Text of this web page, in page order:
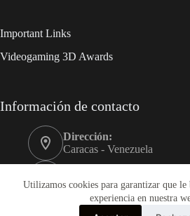
Utilizamos cookies para garantizar que
experiencia en nuestra
Important Links
Videogaming 3D Awards
Información de contacto
Dirección:
Caracas - Venezuela
+58 0412-3989999
Correo electrónico: